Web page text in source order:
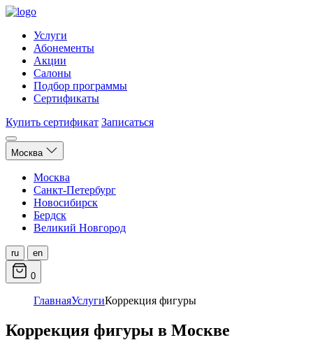
Услуги
Абонементы
Акции
Салоны
Подбор программы
Сертификаты
Купить сертификат Записаться
Москва
Москва
Санкт-Петербург
Новосибирск
Бердск
Великий Новгород
ru en
0
ГлавнаяУслугиКоррекция фигуры
Коррекция фигуры в Москве